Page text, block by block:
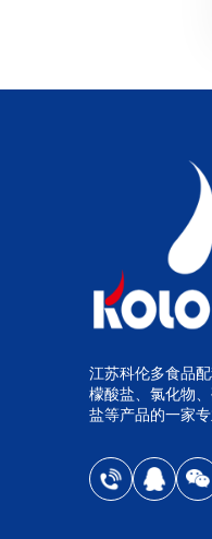
江苏科伦多食品
檬酸盐、氯化物
盐等产品的一家专